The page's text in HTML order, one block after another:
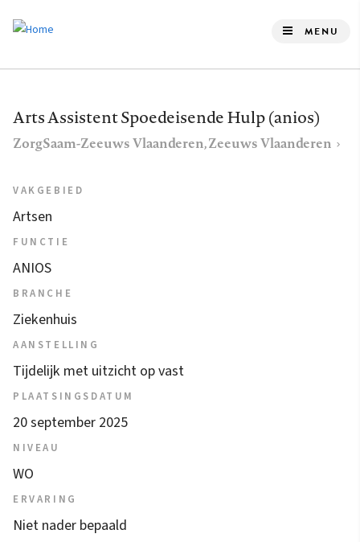
de
gaan
MENU
Arts Assistent Spoedeisende Hulp (anios)
ZorgSaam-Zeeuws Vlaanderen, Zeeuws Vlaanderen
VAKGEBIED
Artsen
FUNCTIE
ANIOS
BRANCHE
Ziekenhuis
AANSTELLING
Tijdelijk met uitzicht op vast
PLAATSINGSDATUM
20 september 2025
NIVEAU
WO
ERVARING
Niet nader bepaald